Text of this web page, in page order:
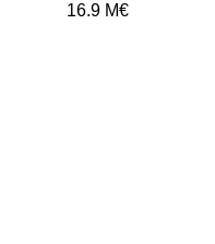
16.9 M€